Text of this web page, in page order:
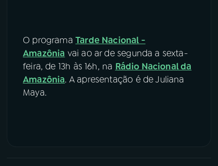
O programa Tarde Nacional -
Amazônia vai ao ar de segunda a sexta-
feira, de 13h às 16h, na Rádio Nacional da
Amazônia. A apresentação é de Juliana
Maya.